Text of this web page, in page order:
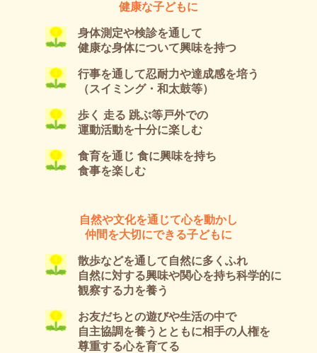
健康な子どもに
身体測定や検診を通して
健康な身体について興味を持つ
行事を通して忍耐力や達成感を培う
（スイミング・和太鼓等）
歩く 走る 跳ぶ等戸外での
運動活動を十分に楽しむ
食育を通じ 食に興味を持ち
食事を楽しむ
自然や文化を通じて心を動かし
仲間を大切にできる子どもに
散歩などを通して自然に多くふれ
自然に対する興味や関心を持ち科学的に
観察する力を養う
お友だちとの遊びや生活の中で
自主協調を養うとともに相手の人権を
尊重する心を育てる